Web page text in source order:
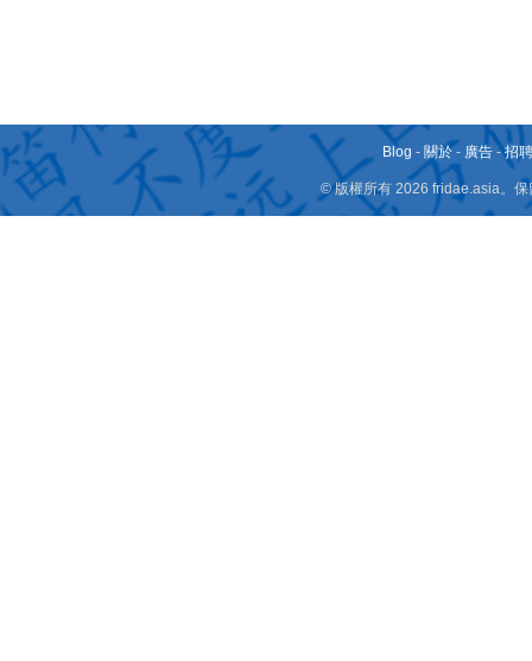
Blog - 關於 - 廣告 -招
© 版權所有 2026 fridae.asia。